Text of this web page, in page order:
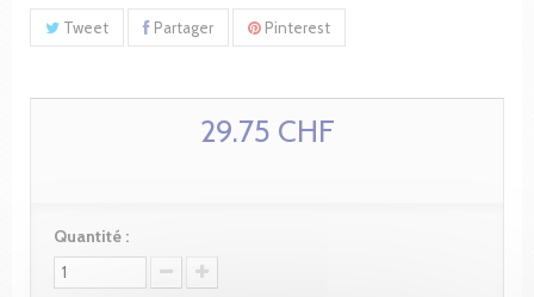
Tweet Partager Pinterest
29.75 CHF
Quantité :